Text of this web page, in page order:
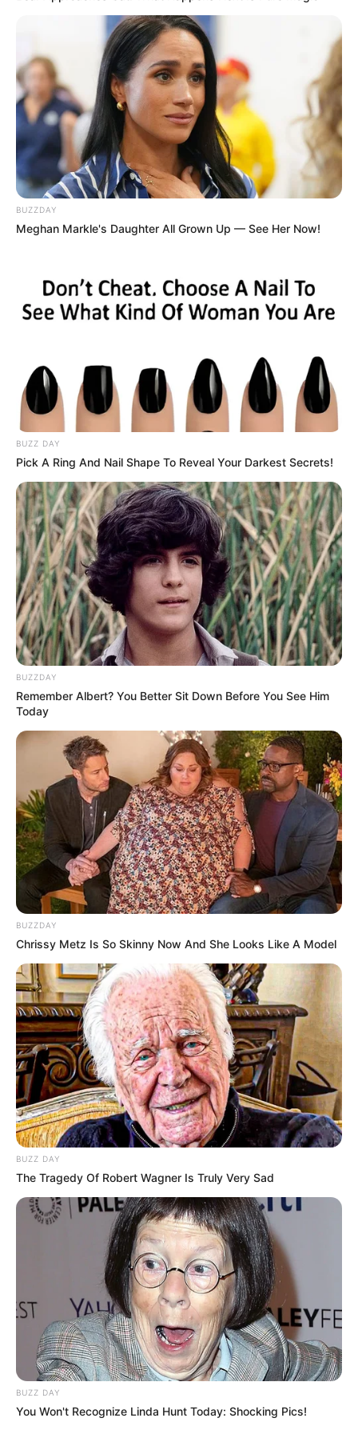
(foto: instagram/fikretkuskann)
5. Agah tinggal di sebuah rumah besar bersama
dengan istrinya yang cantik dan ambisius Seniz
6. Mereka memiliki putra yang tidak bertanggung
jawab bernama Cenk. Aktor yang memerankannya
adalah Ozan Dolunay
(foto: instagram/modolunay)
7. Peran Damla, putri Agah dan Seniz yang berjiwa
bebas dipercayakan kepada aktris cantik Simay
Barlas
BUZZDAY
Meghan Markle's Daughter All Grown Up — See Her Now!
BUZZ DAY
Pick A Ring And Nail Shape To Reveal Your Darkest Secrets!
BUZZDAY
Remember Albert? You Better Sit Down Before You See Him
Today
BUZZDAY
Chrissy Metz Is So Skinny Now And She Looks Like A Model
BUZZ DAY
The Tragedy Of Robert Wagner Is Truly Very Sad
BUZZ DAY
You Won't Recognize Linda Hunt Today: Shocking Pics!